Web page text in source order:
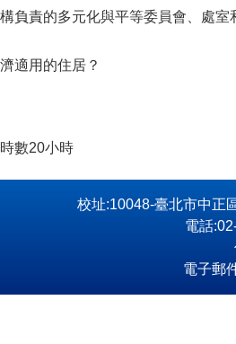
負責的多元化與平等委員會、處
適用的住居？
數20小時
校址:10048-臺北市中正
電話
電子郵